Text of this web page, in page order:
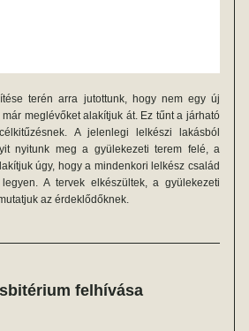
terén arra jutottunk, hogy nem egy új
meglévőket alakítjuk át. Ez tűnt a járható
A jelenlegi lelkészi lakásból
nyitunk meg a gyülekezeti terem felé, a
úgy, hogy a mindenkori lelkész család
A tervek elkészültek, a gyülekezeti
az érdeklődőknek.
felhívása